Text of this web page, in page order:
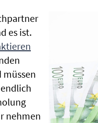
es ist.
müssen
nehmen